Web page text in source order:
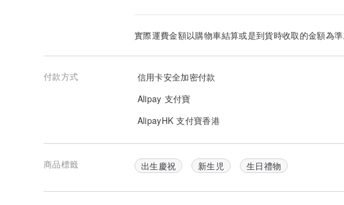
實際運費金額以購物車結算或是到貨時收取的金額為準
付款方式
信用卡安全加密付款
Alipay 支付寶
AlipayHK 支付寶香港
商品標籤 出生慶祝 新生児 生日禮物